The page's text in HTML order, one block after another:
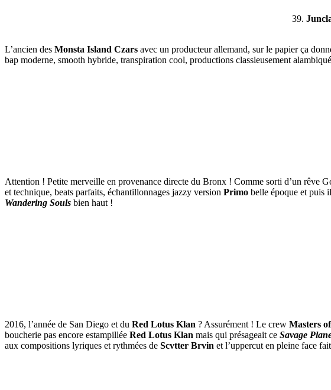
39.
L’ancien des Monsta Island Czars avec un producteur allemand, sur le papier ça
bap moderne, smooth hybride, transpiration cool, productions classieusement
Attention ! Petite merveille en provenance directe du Bronx ! Comme sorti d’un rêve
et technique, beats parfaits, échantillonnages jazzy version Primo belle époque et puis
Wandering Souls bien haut !
2016, l’année de San Diego et du Red Lotus Klan ? Assurément ! Le crew Masters
boucherie pas encore estampillée Red Lotus Klan mais qui présageait ce Savage
aux compositions lyriques et rythmées de Scvtter Brvin et l’uppercut en pleine face